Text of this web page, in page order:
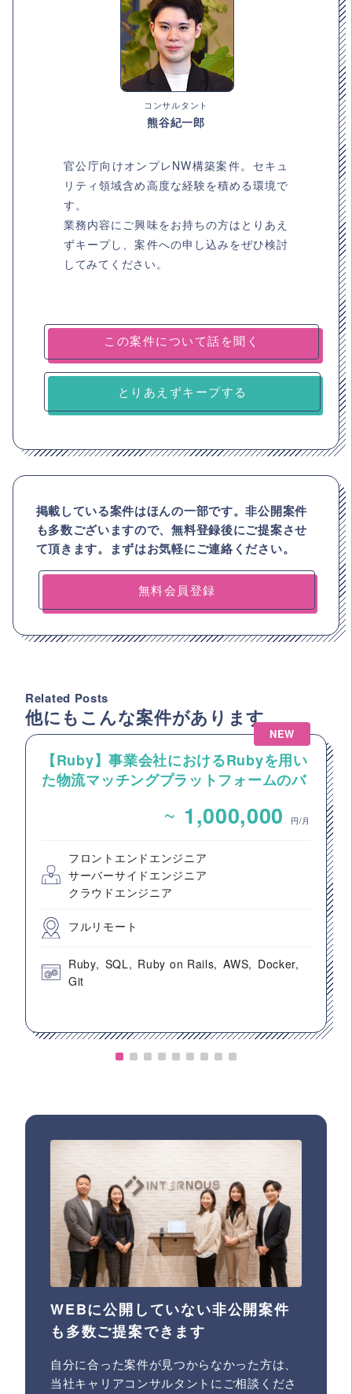
コンサルタント
熊谷紀一郎
官公庁向けオンプレNW構築案件。セキュ
リティ領域含め高度な経験を積める環境で
す。
業務内容にご興味をお持ちの方はとりあえ
ずキープし、案件への申し込みをぜひ検討
してみてください。
とりあえずキープする
掲載している案件はほんの一部です。非公開案件
も多数ございますので、無料登録後にご提案させ
て頂きます。まずはお気軽にご連絡ください。
無料会員登録
Related Posts
他にもこんな案件があります
NEW
【Ruby】事業会社におけるRubyを用い
た物流マッチングプラットフォームのバ
~ 1,000,000 円/月
フロントエンドエンジニア
サーバーサイドエンジニア
クラウドエンジニア
フルリモート
Ruby SQL Ruby on Rails AWS
Docker
Git
WEBに公開していない非公開案件
も多数ご提案できます
自分に合った案件が見つからなかった方は、
当社キャリアコンサルタントにご相談くださ